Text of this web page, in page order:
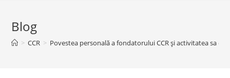
Blog
> CCR > Povestea personală a fondatorului CCR și activitatea sa